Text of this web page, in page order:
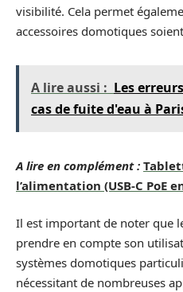
visibilité. Cela permet
accessoires domotiques
A lire aussi : Les
cas de fuite d'eau à
A lire en complément :
l’alimentation (USB-C PoE
Il est important de noter que
prendre en compte son
systèmes domotiques
nécessitant de nombreuses